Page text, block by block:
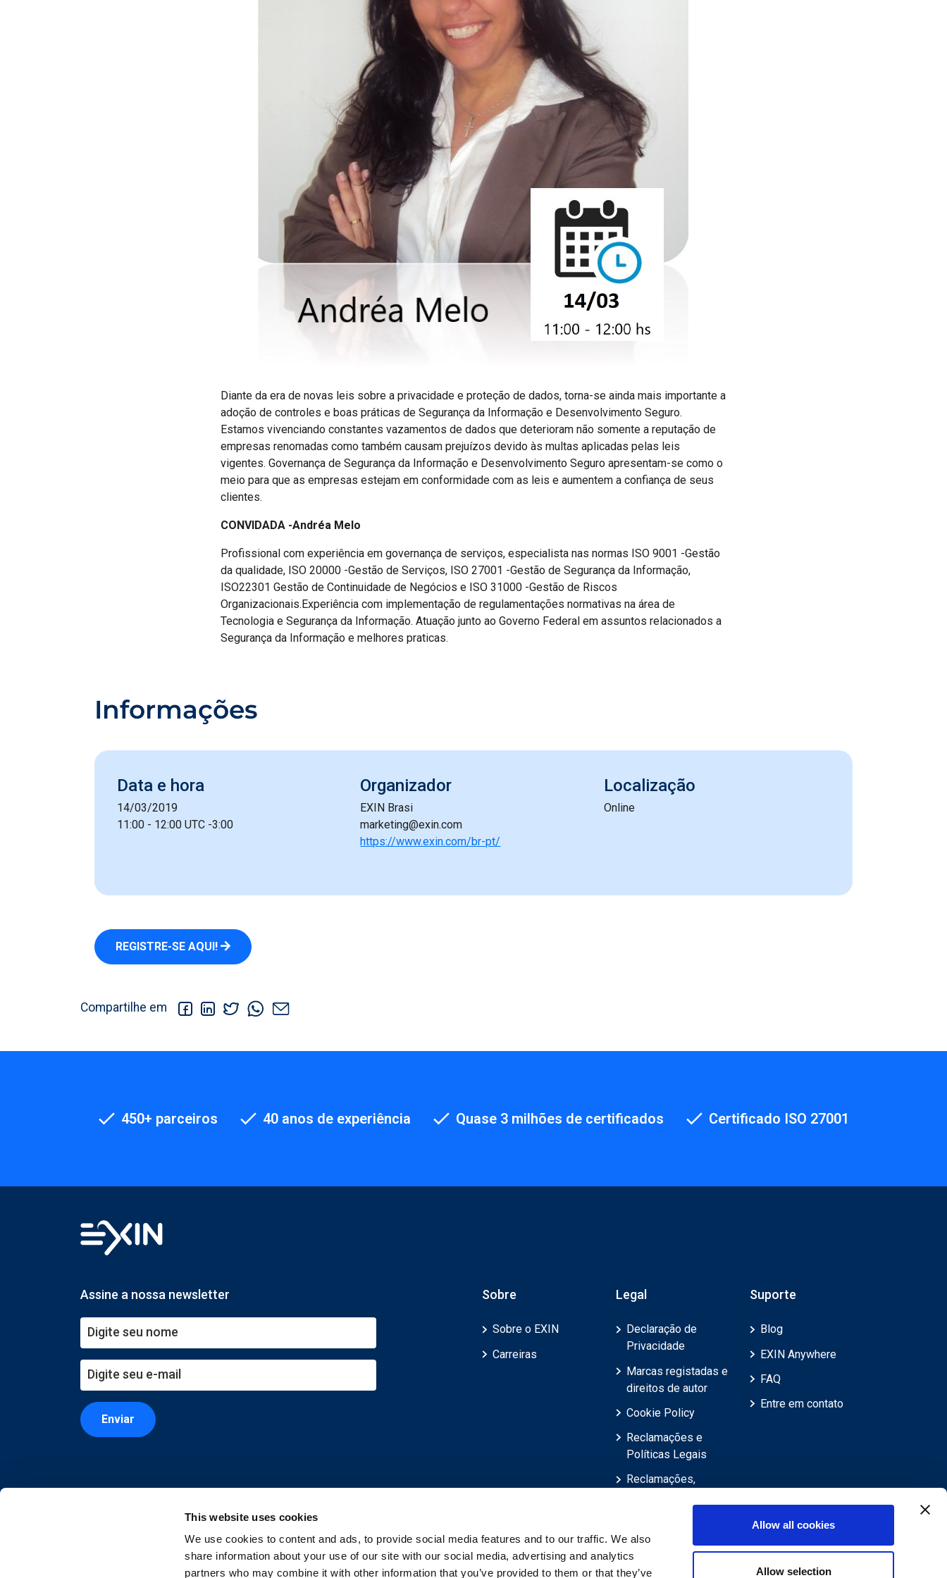
This website uses cookies
We use cookies to content and ads, to provide social media features and to our traffic. We also
share information about your use of our site with our social media, advertising and analytics
partners who may combine it with other information that you’ve provided to them or that they’ve
Allow all cookies
Allow selection
Diante da era de novas leis sobre a privacidade e proteção de dados, torna-se ainda mais importante a
adoção de controles e boas práticas de Segurança da Informação e Desenvolvimento Seguro.
Estamos vivenciando constantes vazamentos de dados que deterioram não somente a reputação de
empresas renomadas como também causam prejuízos devido às multas aplicadas pelas leis
vigentes. Governança de Segurança da Informação e Desenvolvimento Seguro apresentam-se como o
meio para que as empresas estejam em conformidade com as leis e aumentem a confiança de seus
clientes.
CONVIDADA -Andréa Melo
Profissional com experiência em governança de serviços, especialista nas normas ISO 9001 -Gestão
da qualidade, ISO 20000 -Gestão de Serviços, ISO 27001 -Gestão de Segurança da Informação,
ISO22301 Gestão de Continuidade de Negócios e ISO 31000 -Gestão de Riscos
Organizacionais.Experiência com implementação de regulamentações normativas na área de
Tecnologia e Segurança da Informação. Atuação junto ao Governo Federal em assuntos relacionados a
Segurança da Informação e melhores praticas.
Informações
Data e hora
14/03/2019
11:00 - 12:00 UTC -3:00
Organizador
EXIN Brasi
marketing@exin.com
https://www.exin.com/br-pt/
Localização
Online
REGISTRE-SE AQUI!
Compartilhe em
450+ parceiros 40 anos de experiência Quase 3 milhões de certificados Certificado ISO 27001
Assine a nossa newsletter
Enviar
Sobre
Sobre o EXIN
Carreiras
Legal
Declaração de
Privacidade
Marcas registadas e
direitos de autor
Cookie Policy
Reclamações e
Políticas Legais
Reclamações,
Declaração de
exoneração de
Suporte
Blog
EXIN Anywhere
FAQ
Entre em contato